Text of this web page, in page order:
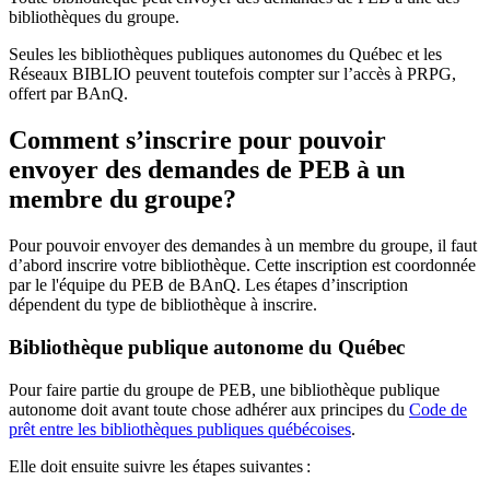
bibliothèques du groupe.
Seules les bibliothèques publiques autonomes du Québec et les
Réseaux BIBLIO peuvent toutefois compter sur l’accès à PRPG,
offert par BAnQ.
Comment s’inscrire pour pouvoir
envoyer des demandes de PEB à un
membre du groupe?
Pour pouvoir envoyer des demandes à un membre du groupe, il faut
d’abord inscrire votre bibliothèque. Cette inscription est coordonnée
par le l'équipe du PEB de BAnQ. Les étapes d’inscription
dépendent du type de bibliothèque à inscrire.
Bibliothèque publique autonome du Québec
Pour faire partie du groupe de PEB, une bibliothèque publique
autonome doit avant toute chose adhérer aux principes du Code de
prêt entre les bibliothèques publiques québécoises.
Elle doit ensuite suivre les étapes suivantes :